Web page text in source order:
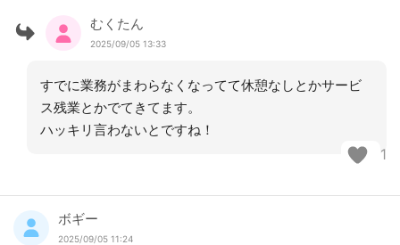
むくたん
2025/09/05 13:33
すでに業務がまわらなくなってて休憩なしとかサービ
ス残業とかでてきてます。
ハッキリ言わないとですね！
1
ボギー
2025/09/05 11:24